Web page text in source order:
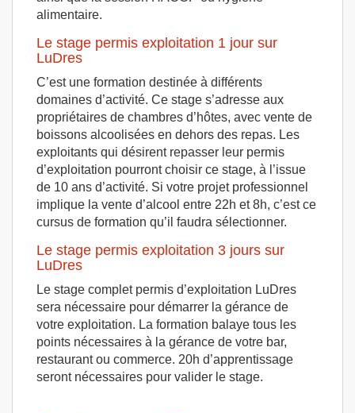
alimentaire.
Le stage permis exploitation 1 jour sur
LuDres
C’est une formation destinée à différents
domaines d’activité. Ce stage s’adresse aux
propriétaires de chambres d’hôtes, avec vente de
boissons alcoolisées en dehors des repas. Les
exploitants qui désirent repasser leur permis
d’exploitation pourront choisir ce stage, à l’issue
de 10 ans d’activité. Si votre projet professionnel
implique la vente d’alcool entre 22h et 8h, c’est ce
cursus de formation qu’il faudra sélectionner.
Le stage permis exploitation 3 jours sur
LuDres
Le stage complet permis d’exploitation LuDres
sera nécessaire pour démarrer la gérance de
votre exploitation. La formation balaye tous les
points nécessaires à la gérance de votre bar,
restaurant ou commerce. 20h d’apprentissage
seront nécessaires pour valider le stage.